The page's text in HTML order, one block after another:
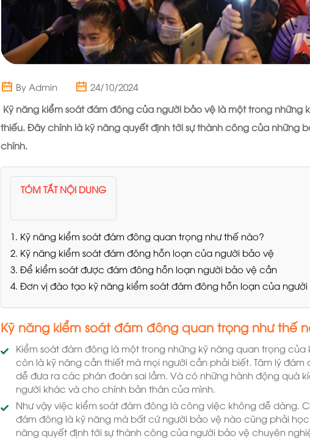
By Admin
24/10/2024
Kỹ năng kiểm soát đám đông của người bảo vệ là một trong những
thiếu. Đây chính là kỹ năng quyết định tới sự thành công của những
chính.
TÓM TẮT NỘI DUNG
1. Kỹ năng kiểm soát đám đông quan trọng như thế nào?
2. Kỹ năng kiểm soát đám đông hỗn loạn của người bảo vệ
3. Để kiểm soát được đám đông hỗn loạn người bảo vệ cần
4. Đơn vị đào tạo kỹ năng kiểm soát đám đông hỗn loạn của
Kỹ năng kiểm soát đám đông quan trọng như thế
Kiểm soát đám đông là một trong những kỹ năng quan trọng
còn là kỹ năng cần thiết mà mọi người cần phải biết. Tâm lý đám
dễ đưa ra các phán đoán sai lầm. Và có những hành động quá
người khác và cho chính bản thân của mình.
Như vậy việc kiểm soát đám đông là công việc không dễ dàng.
đám đông là kỹ năng mà bất cứ người bảo vệ nào cũng phải
năng quyết định tới sự thành công của người bảo vệ chuyên